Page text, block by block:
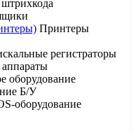
Принтеры
регистраторы
оборудование
Б/У
оборудование